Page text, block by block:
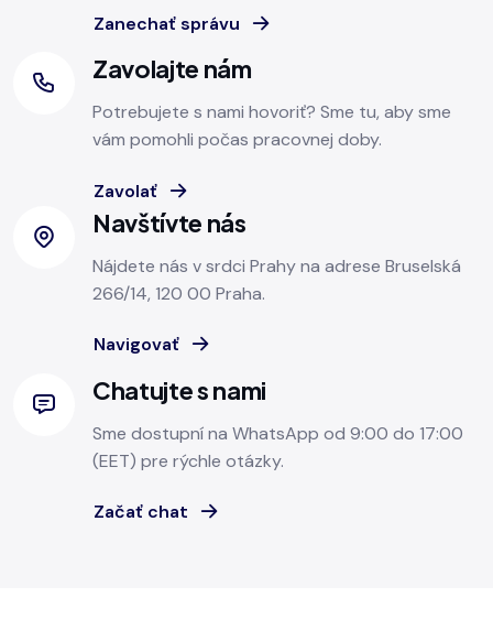
Zanechať správu
Zavolajte nám
Potrebujete s nami hovoriť? Sme tu, aby sme
vám pomohli počas pracovnej doby.
Zavolať
Navštívte nás
Nájdete nás v srdci Prahy na adrese Bruselská
266/14, 120 00 Praha.
Navigovať
Chatujte s nami
Sme dostupní na WhatsApp od 9:00 do 17:00
(EET) pre rýchle otázky.
Začať chat